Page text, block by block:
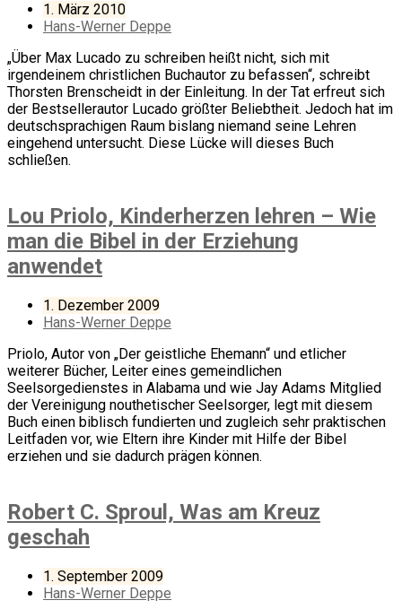
1. März 2010
Hans-Werner Deppe
„Über Max Lucado zu schreiben heißt nicht, sich mit
irgendeinem christlichen Buchautor zu befassen“, schreibt
Thorsten Brenscheidt in der Einleitung. In der Tat erfreut sich
der Bestsellerautor Lucado größter Beliebtheit. Jedoch hat im
deutschsprachigen Raum bislang niemand seine Lehren
eingehend untersucht. Diese Lücke will dieses Buch
schließen.
Lou Priolo, Kinderherzen lehren – Wie
man die Bibel in der Erziehung
anwendet
1. Dezember 2009
Hans-Werner Deppe
Priolo, Autor von „Der geistliche Ehemann“ und etlicher
weiterer Bücher, Leiter eines gemeindlichen
Seelsorgedienstes in Alabama und wie Jay Adams Mitglied
der Vereinigung nouthetischer Seelsorger, legt mit diesem
Buch einen biblisch fundierten und zugleich sehr praktischen
Leitfaden vor, wie Eltern ihre Kinder mit Hilfe der Bibel
erziehen und sie dadurch prägen können.
Robert C. Sproul, Was am Kreuz
geschah
1. September 2009
Hans-Werner Deppe